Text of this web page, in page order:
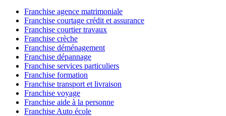
Franchise agence matrimoniale
Franchise courtage crédit et assurance
Franchise courtier travaux
Franchise crèche
Franchise déménagement
Franchise dépannage
Franchise services particuliers
Franchise formation
Franchise transport et livraison
Franchise voyage
Franchise aide à la personne
Franchise Auto école